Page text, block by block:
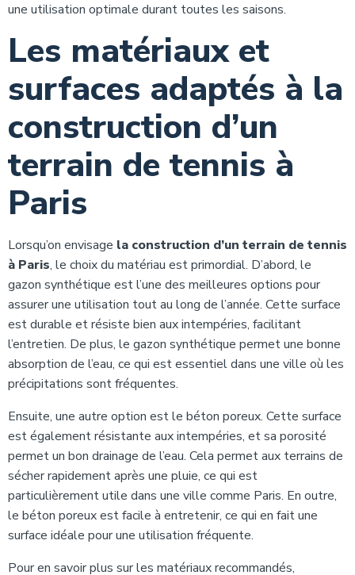
une utilisation optimale durant toutes les saisons.
Les matériaux et
surfaces adaptés à la
construction d’un
terrain de tennis à
Paris
Lorsqu’on envisage la construction d’un terrain de tennis
à Paris, le choix du matériau est primordial. D’abord, le
gazon synthétique est l’une des meilleures options pour
assurer une utilisation tout au long de l’année. Cette surface
est durable et résiste bien aux intempéries, facilitant
l’entretien. De plus, le gazon synthétique permet une bonne
absorption de l’eau, ce qui est essentiel dans une ville où les
précipitations sont fréquentes.
Ensuite, une autre option est le béton poreux. Cette surface
est également résistante aux intempéries, et sa porosité
permet un bon drainage de l’eau. Cela permet aux terrains de
sécher rapidement après une pluie, ce qui est
particulièrement utile dans une ville comme Paris. En outre,
le béton poreux est facile à entretenir, ce qui en fait une
surface idéale pour une utilisation fréquente.
Pour en savoir plus sur les matériaux recommandés,